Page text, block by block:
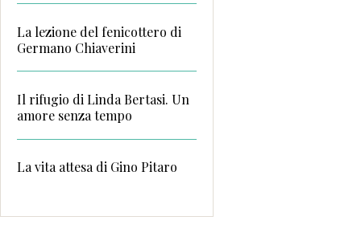
La lezione del fenicottero di
Germano Chiaverini
Il rifugio di Linda Bertasi. Un
amore senza tempo
La vita attesa di Gino Pitaro